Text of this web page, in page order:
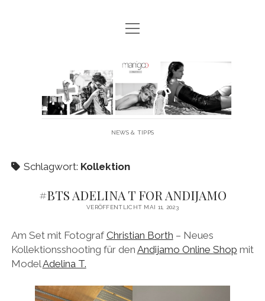
MANIGOO BLOG
MANIGOO MODELS
IMPRESSUM & DATENSCHUTZ
Menü
öffnen
Manigoo
NEWS & TIPPS
Schlagwort: Kollektion
#BTS ADELINA T FOR ANDIJAMO
VERÖFFENTLICHT MAI 11, 2023
Am Set mit Fotograf Christian Borth – Neues
Kollektionsshooting für den Andijamo Online Shop mit
ModelAdelina T.